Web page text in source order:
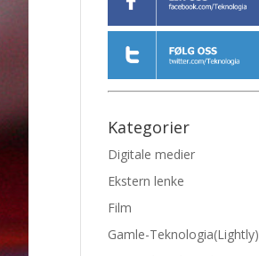
Kategorier
Digitale medier
Ekstern lenke
Film
Gamle-Teknologia(Lightly)